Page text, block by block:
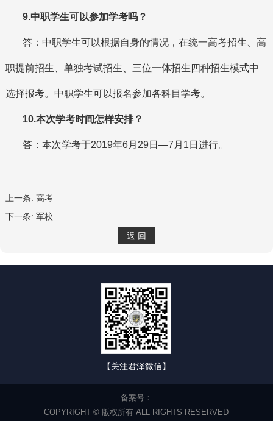
9.中职学生可以参加学考吗？
答：中职学生可以根据自身的情况，在统一高考招生、高
职提前招生、单独考试招生、三位一体招生四种招生模式中
选择报考。中职学生可以报名参加各科目学考。
10.本次学考时间怎样安排？
答：本次学考于2019年6月29日—7月1日进行。
上一条: 高考
下一条: 军校
【关注君泽微信】
备案号：
COPYRIGHT © 版权所有 ALL RIGHTS RESERVED